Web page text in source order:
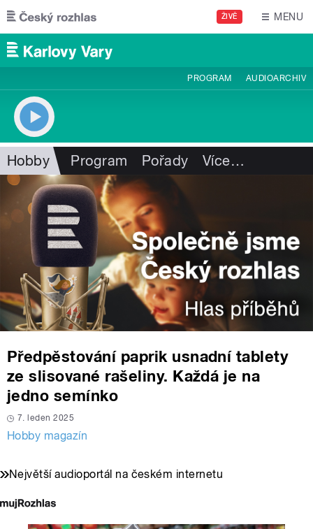
Přejít k hlavnímu obsahu
ŽIVĚ MENU
PROGRAM AUDIOARCHIV
Hobby Program Pořady Více…
Předpěstování paprik usnadní tablety
ze slisované rašeliny. Každá je na
jedno semínko
7. leden 2025
Hobby magazín
Největší audioportál na českém internetu